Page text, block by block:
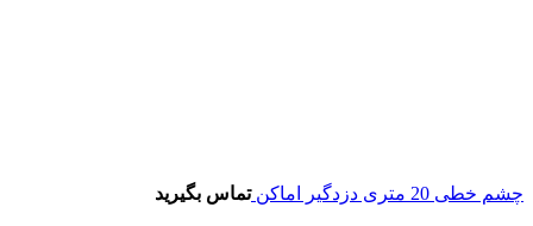
چشم خطی 20 متری دزدگیر اماکن تماس بگیرید